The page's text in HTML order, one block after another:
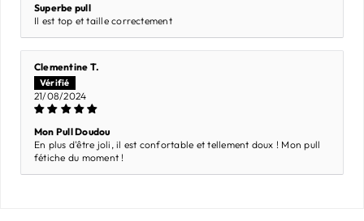
Superbe pull
Il est top et taille correctement
Clementine T.
21/08/2024
Mon Pull Doudou
En plus d'être joli, il est confortable et tellement doux ! Mon pull
fétiche du moment !